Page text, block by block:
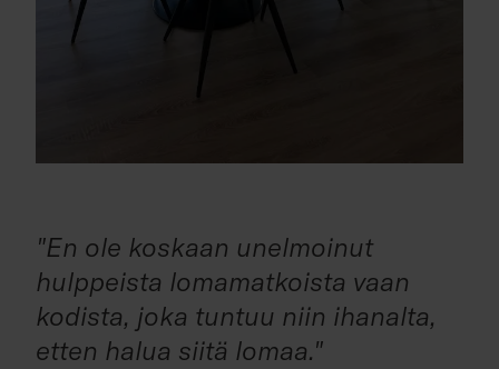
"En ole koskaan unelmoinut
hulppeista lomamatkoista vaan
kodista, joka tuntuu niin ihanalta,
etten halua siitä lomaa."